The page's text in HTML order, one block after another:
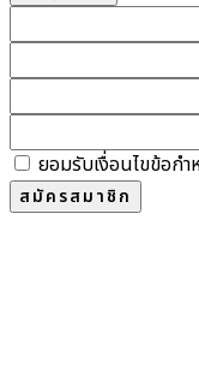
ยอมรับเงื่อนไขข้อ